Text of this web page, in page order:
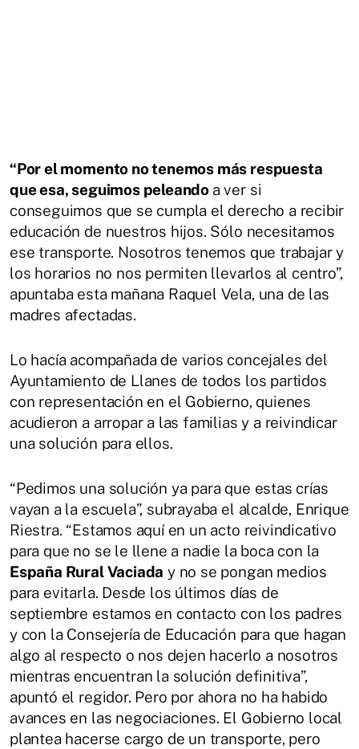
“Por el momento no tenemos más respuesta
que esa, seguimos peleando a ver si
conseguimos que se cumpla el derecho a recibir
educación de nuestros hijos. Sólo necesitamos
ese transporte. Nosotros tenemos que trabajar y
los horarios no nos permiten llevarlos al centro”,
apuntaba esta mañana Raquel Vela, una de las
madres afectadas.
Lo hacía acompañada de varios concejales del
Ayuntamiento de Llanes de todos los partidos
con representación en el Gobierno, quienes
acudieron a arropar a las familias y a reivindicar
una solución para ellos.
“Pedimos una solución ya para que estas crías
vayan a la escuela”, subrayaba el alcalde, Enrique
Riestra. “Estamos aquí en un acto reivindicativo
para que no se le llene a nadie la boca con la
España Rural Vaciada y no se pongan medios
para evitarla. Desde los últimos días de
septiembre estamos en contacto con los padres
y con la Consejería de Educación para que hagan
algo al respecto o nos dejen hacerlo a nosotros
mientras encuentran la solución definitiva”,
apuntó el regidor. Pero por ahora no ha habido
avances en las negociaciones. El Gobierno local
plantea hacerse cargo de un transporte, pero